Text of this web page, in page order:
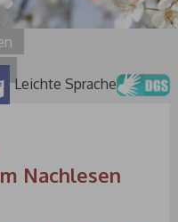
Nachlesen
Leichte Sprache